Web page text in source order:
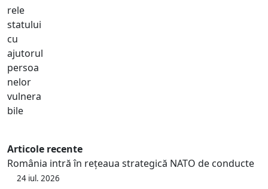
Articole recente
România intră în rețeaua strategică NATO de conducte
24 iul. 2026